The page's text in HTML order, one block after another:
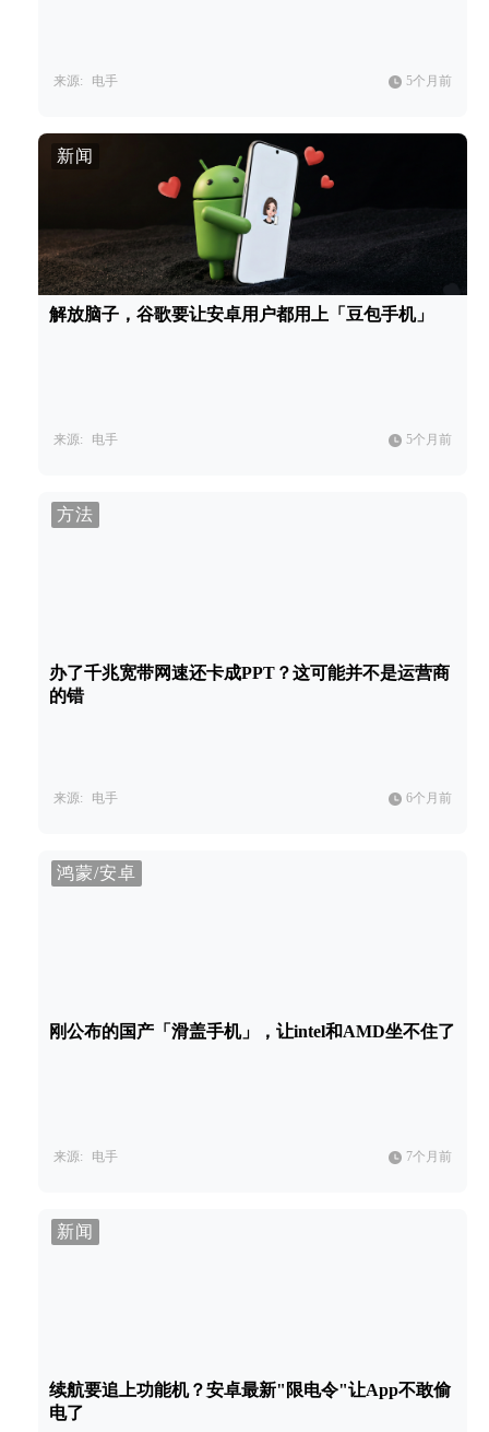
来源: 电手 5个月前
新闻
解放脑子，谷歌要让安卓用户都用上「豆包手机」
来源: 电手 5个月前
方法
办了千兆宽带网速还卡成PPT？这可能并不是运营商
的错
来源: 电手 6个月前
鸿蒙/安卓
刚公布的国产「滑盖手机」，让intel和AMD坐不住了
来源: 电手 7个月前
新闻
续航要追上功能机？安卓最新"限电令"让App不敢偷
电了